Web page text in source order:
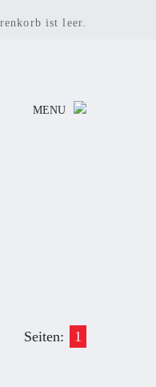
ist leer.
MENU
Seiten: 1